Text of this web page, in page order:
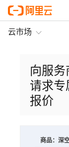
云市场
向服务
请求专
报价
商品： 深